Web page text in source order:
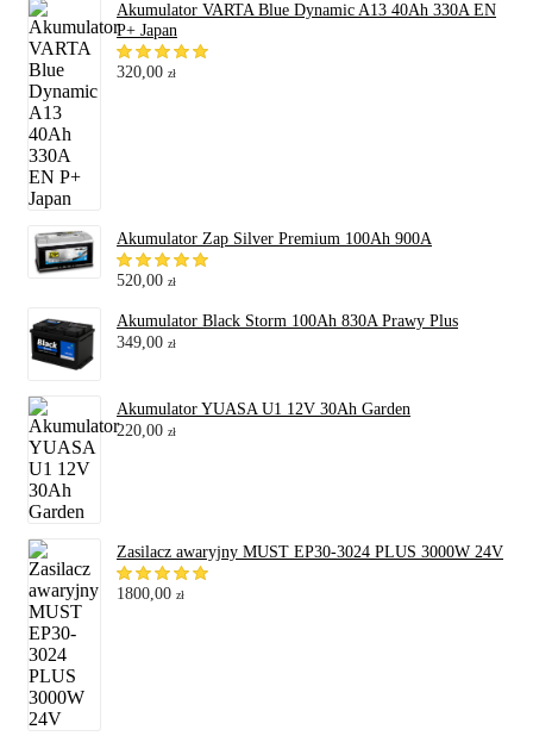
Akumulator VARTA Blue Dynamic A13 40Ah 330A EN
P+ Japan
320,00 zł
Akumulator Zap Silver Premium 100Ah 900A
520,00 zł
Akumulator Black Storm 100Ah 830A Prawy Plus
349,00 zł
Akumulator YUASA U1 12V 30Ah Garden
220,00 zł
Zasilacz awaryjny MUST EP30-3024 PLUS 3000W 24V
1800,00 zł